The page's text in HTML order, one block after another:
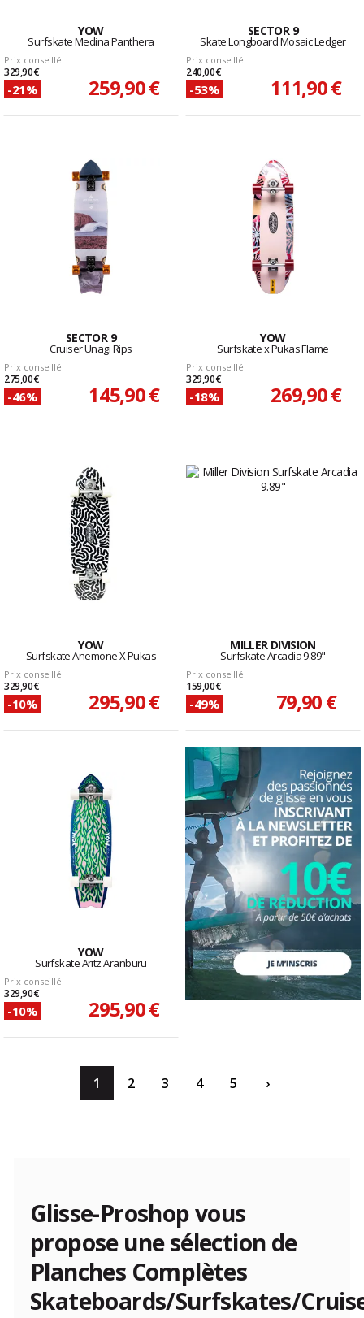
YOW
Surfskate Medina Panthera
Prix conseillé
329,90 €
-21% 259,90 €
SECTOR 9
Skate Longboard Mosaic Ledger
Prix conseillé
240,00 €
-53% 111,90 €
SECTOR 9
Cruiser Unagi Rips
Prix conseillé
275,00 €
-46% 145,90 €
YOW
Surfskate x Pukas Flame
Prix conseillé
329,90 €
-18% 269,90 €
YOW
Surfskate Anemone X Pukas
Prix conseillé
329,90 €
-10% 295,90 €
MILLER DIVISION
Surfskate Arcadia 9.89"
Prix conseillé
159,00 €
-49% 79,90 €
YOW
Surfskate Aritz Aranburu
Prix conseillé
329,90 €
-10% 295,90 €
1 2 3 4 5 ›
Glisse-Proshop vous
propose une sélection de
Planches Complètes
Skateboards/Surfskates/